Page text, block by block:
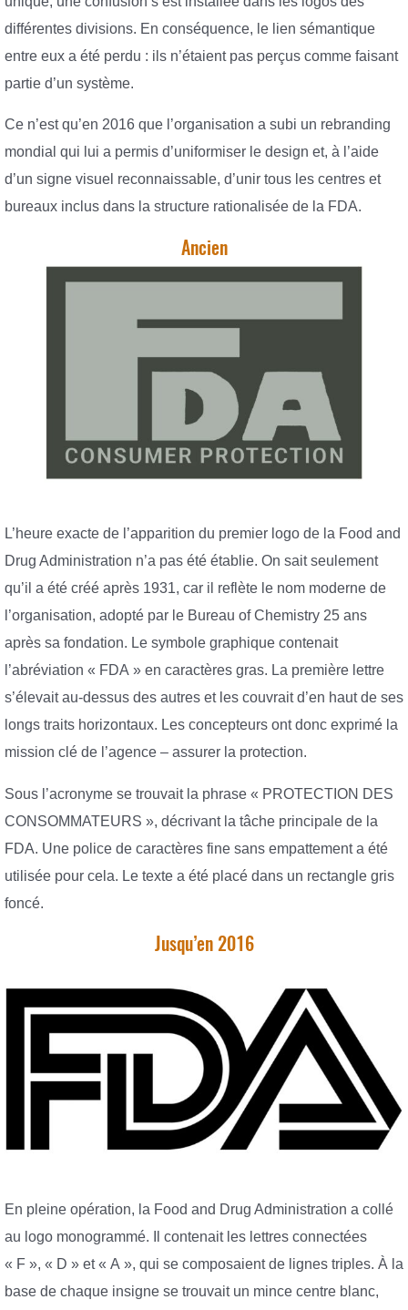
différentes divisions. En conséquence, le lien sémantique
entre eux a été perdu : ils n’étaient pas perçus comme faisant
partie d’un système.
Ce n’est qu’en 2016 que l’organisation a subi un rebranding
mondial qui lui a permis d’uniformiser le design et, à l’aide
d’un signe visuel reconnaissable, d’unir tous les centres et
bureaux inclus dans la structure rationalisée de la FDA.
Ancien
L’heure exacte de l’apparition du premier logo de la Food and
Drug Administration n’a pas été établie. On sait seulement
qu’il a été créé après 1931, car il reflète le nom moderne de
l’organisation, adopté par le Bureau of Chemistry 25 ans
après sa fondation. Le symbole graphique contenait
l’abréviation « FDA » en caractères gras. La première lettre
s’élevait au-dessus des autres et les couvrait d’en haut de ses
longs traits horizontaux. Les concepteurs ont donc exprimé la
mission clé de l’agence – assurer la protection.
Sous l’acronyme se trouvait la phrase « PROTECTION DES
CONSOMMATEURS », décrivant la tâche principale de la
FDA. Une police de caractères fine sans empattement a été
utilisée pour cela. Le texte a été placé dans un rectangle gris
foncé.
Jusqu’en 2016
En pleine opération, la Food and Drug Administration a collé
au logo monogrammé. Il contenait les lettres connectées
« F », « D » et « A », qui se composaient de lignes triples. À la
base de chaque insigne se trouvait un mince centre blanc,